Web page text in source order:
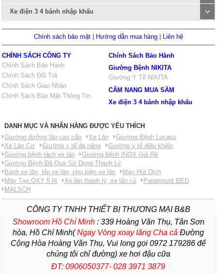
Xe điện 3 4 bánh nhập khẩu
Chính sách bảo mật Hướng dẫn mua hàng Liên hệ
CHÍNH SÁCH CÔNG TY
Chính Sách Bảo Hành
Chính Sách Đổi Trả
Chính Sách Giao Nhận
Chính Sách Bảo Mật Thông Tin
Chính Sách Bảo Hành
Giường Bệnh NIKITA
Giường Y Tế NIKITA
CẨM NANG MUA SẮM
Xe điện 3 4 bánh nhập khẩu
DANH MỤC VÀ NHÃN HÀNG ĐƯỢC YÊU THÍCH
Giường dưỡng lão cao cấp
Xe Lăn
Giường Bệnh Lucass
Xe Lăn Cơ
Giường y tế đa năng
Giường y tế điều khiển
Giường bệnh tách xe lăn
Giường bệnh INOX Giá Rẻ
Giường Bệnh Đã Qua Sử Dụng Thanh Lý
Bánh xe lăn, lốp xe lăn, phụ kiện xe lăn
Máy Hút Dịch
Máy Tạo OXY 5 lít
Xe lăn thanh lý, xe lăn củ
Paramount BED
MALSCH
CÔNG TY TNHH THIẾT BỊ THƯƠNG MẠI B&B
Showroom Hồ Chí Minh:339 Hoàng Văn Thụ, Tân Sơn
hòa, Hồ Chí Minh(Ngay Vòng xoay lăng Cha cả Đường
Cộng Hòa Hoàng Văn Thụ, Vui long gọi 0972 179286 để
chúng tôi chỉ đường) xe hơi đậu cữa
ĐT: 0906050377- 028 3971 3879